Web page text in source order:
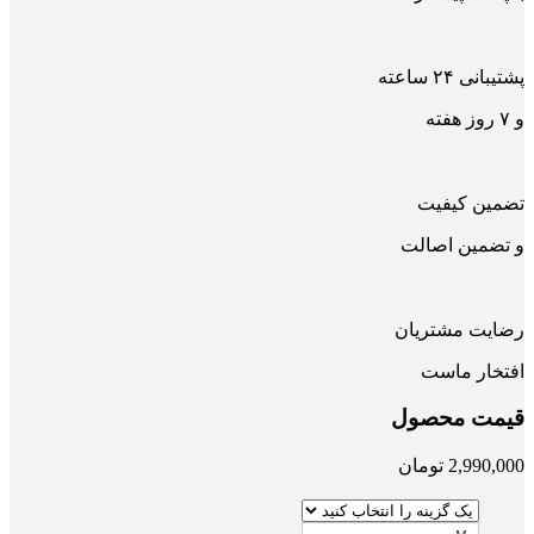
پشتیبانی ۲۴ ساعته
و ۷ روز هفته
تضمین کیفیت
و تضمین اصالت
رضایت مشتریان
افتخار ماست
قیمت محصول
2,990,000 تومان